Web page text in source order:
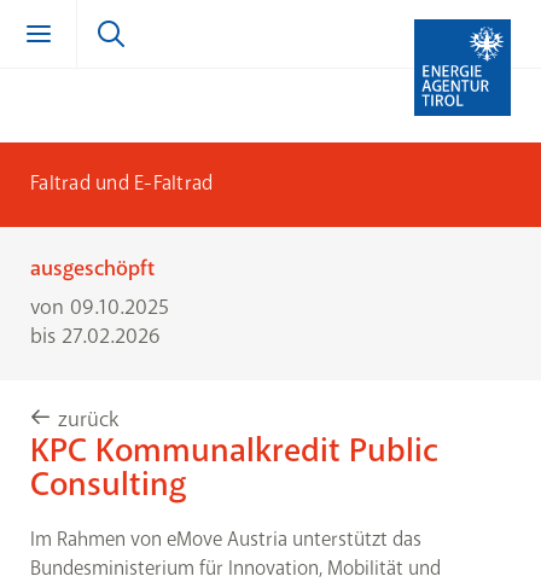
Faltrad und E-Faltrad
ausgeschöpft
von 09.10.2025
bis 27.02.2026
zurück
KPC Kommunalkredit Public
Consulting
Im Rahmen von eMove Austria unterstützt das
Bundesministerium für Innovation, Mobilität und